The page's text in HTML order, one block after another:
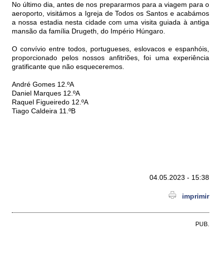
No último dia, antes de nos prepararmos para a viagem para o
aeroporto, visitámos a Igreja de Todos os Santos e acabámos
a nossa estadia nesta cidade com uma visita guiada à antiga
mansão da família Drugeth, do Império Húngaro.
O convívio entre todos, portugueses, eslovacos e espanhóis,
proporcionado pelos nossos anfitriões, foi uma experiência
gratificante que não esqueceremos.
André Gomes 12.ºA
Daniel Marques 12.ºA
Raquel Figueiredo 12.ºA
Tiago Caldeira 11.ºB
04.05.2023 - 15:38
imprimir
PUB.